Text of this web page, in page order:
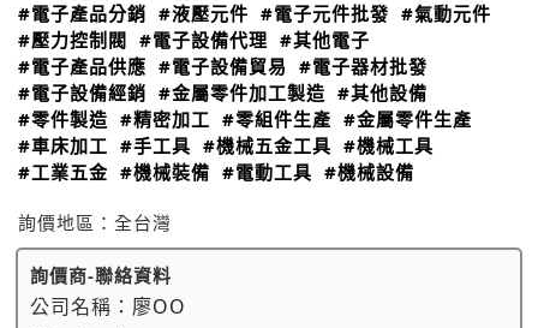
#電子產品分銷 #液壓元件 #電子元件批發 #氣動元件
#壓力控制閥 #電子設備代理 #其他電子
#電子產品供應 #電子設備貿易 #電子器材批發
#電子設備經銷 #金屬零件加工製造 #其他設備
#零件製造 #精密加工 #零組件生產 #金屬零件生產
#車床加工 #手工具 #機械五金工具 #機械工具
#工業五金 #機械裝備 #電動工具 #機械設備
詢價地區： 全台灣
詢價商-聯絡資料
公司名稱： 廖OO